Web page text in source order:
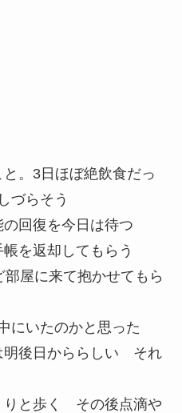
。3日ほぼ絶飲食だっ
づらそう
回復を今日は待つ
を返却してもらう
屋に来て抱かせてもら
にいたのかと思った
後日かららしい それ
りと歩く その後点滴や